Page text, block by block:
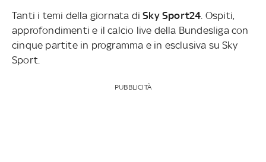
Tanti i temi della giornata di Sky Sport24 . Ospiti,
approfondimenti e il calcio live della Bundesliga con
cinque partite in programma e in esclusiva su Sky
Sport.
PUBBLICITÀ